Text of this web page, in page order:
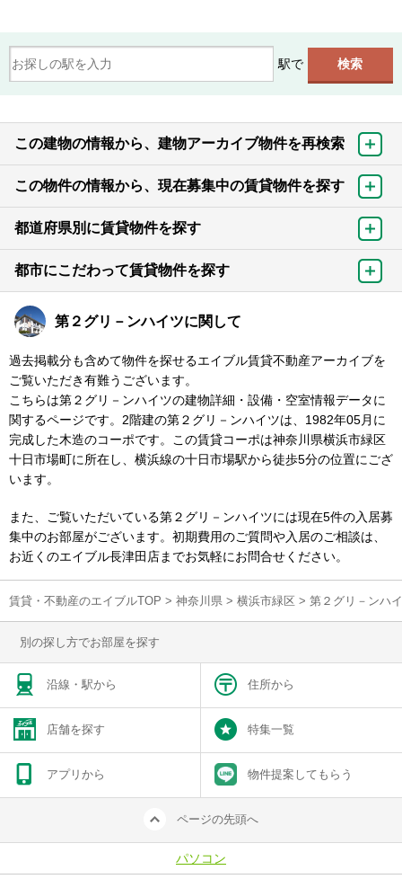
駅で
この建物の情報から、建物アーカイブ物件を再検索
この物件の情報から、現在募集中の賃貸物件を探す
都道府県別に賃貸物件を探す
都市にこだわって賃貸物件を探す
第２グリ－ンハイツに関して
過去掲載分も含めて物件を探せるエイブル賃貸不動産アーカイブを
ご覧いただき有難うございます。
こちらは第２グリ－ンハイツの建物詳細・設備・空室情報データに
関するページです。2階建の第２グリ－ンハイツは、1982年05月に
完成した木造のコーポです。この賃貸コーポは神奈川県横浜市緑区
十日市場町に所在し、横浜線の十日市場駅から徒歩5分の位置にござ
います。
また、ご覧いただいている第２グリ－ンハイツには現在5件の入居募
集中のお部屋がございます。初期費用のご質問や入居のご相談は、
お近くのエイブル長津田店までお気軽にお問合せください。
賃貸・不動産のエイブルTOP > 神奈川県 > 横浜市緑区 > 第２グリ－ンハ
別の探し方でお部屋を探す
沿線・駅から 住所から
店舗を探す 特集一覧
アプリから 物件提案してもらう
ページの先頭へ
パソコン